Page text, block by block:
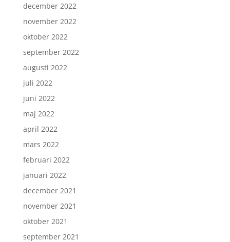
december 2022
november 2022
oktober 2022
september 2022
augusti 2022
juli 2022
juni 2022
maj 2022
april 2022
mars 2022
februari 2022
januari 2022
december 2021
november 2021
oktober 2021
september 2021